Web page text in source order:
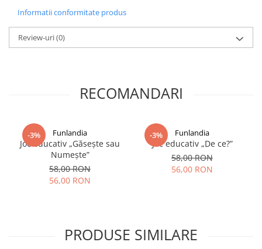
Informatii conformitate produs
Review-uri(0)
RECOMANDARI
-3% Funlandia
Joc educativ „Găsește sau
Numește”
58,00 RON
56,00 RON
-3% Funlandia
Joc educativ „De ce?”
58,00 RON
56,00 RON
PRODUSE SIMILARE